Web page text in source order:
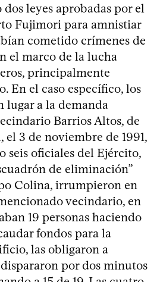
leyes aprobadas por el
Fujimori para amnistiar
cometido crímenes de
el marco de la lucha
principalmente
En el caso específico, los
lugar a la demanda
Barrios Altos, de
3 de noviembre de 1991,
seis oficiales del Ejército,
de eliminación”
Colina, irrumpieron en
vecindario, en
19 personas haciendo
fondos para la
las obligaron a
por dos minutos